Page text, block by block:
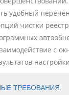
удобный
чистки
с
ТРЕБОВАНИЯ: